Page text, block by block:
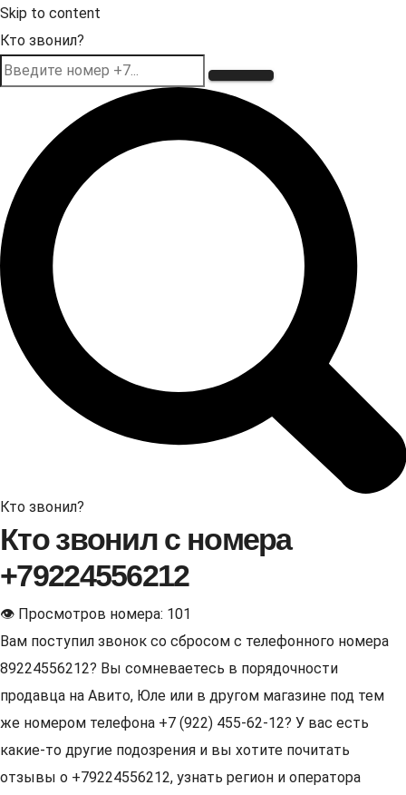
Skip to content
Кто звонил?
Кто звонил?
Кто звонил с номера
+79224556212
👁 Просмотров номера: 101
Вам поступил звонок со сбросом с телефонного номера
89224556212? Вы сомневаетесь в порядочности
продавца на Авито, Юле или в другом магазине под тем
же номером телефона +7 (922) 455-62-12? У вас есть
какие-то другие подозрения и вы хотите почитать
отзывы о +79224556212, узнать регион и оператора